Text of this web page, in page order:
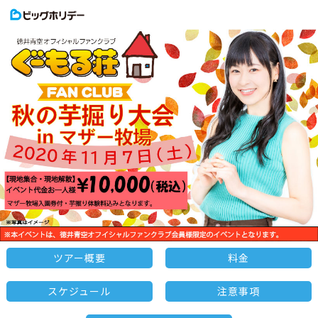
ツアー概要 料金
スケジュール 注意事項